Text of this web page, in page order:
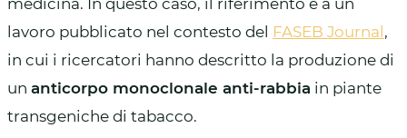
lavoro pubblicato nel contesto del FASEB Journal,
in cui i ricercatori hanno descritto la produzione di
un anticorpo monoclonale anti-rabbia in piante
transgeniche di tabacco.